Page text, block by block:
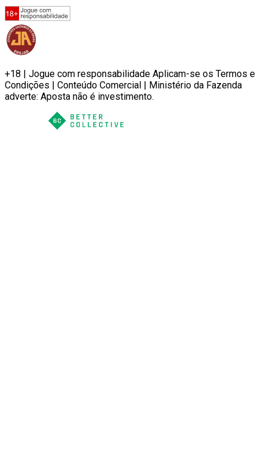
+18 | Jogue com responsabilidade Aplicam-se os Termos e
Condições | Conteúdo Comercial | Ministério da Fazenda
adverte: Aposta não é investimento.